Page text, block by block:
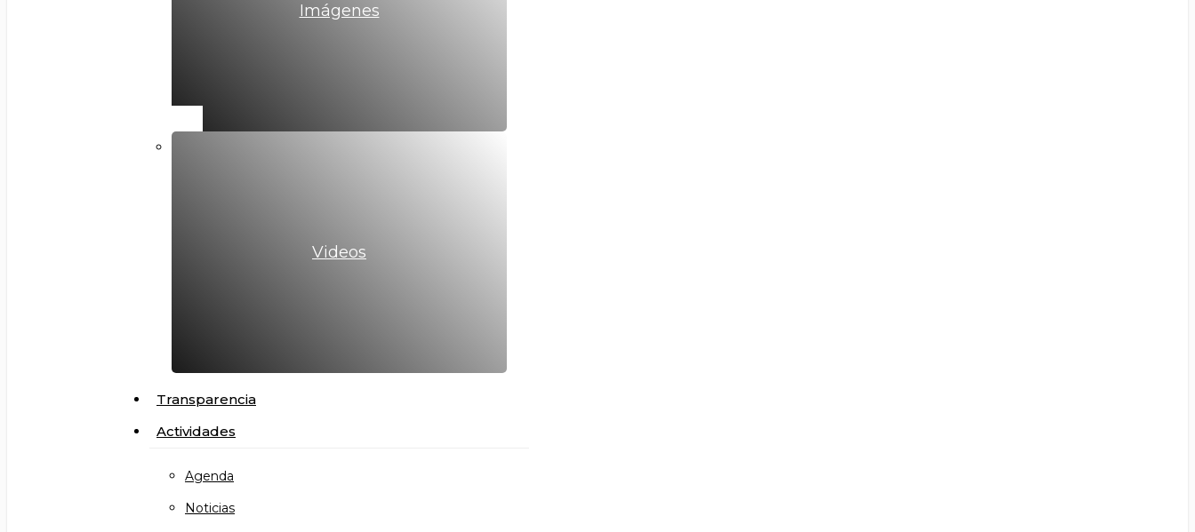
Imágenes
Videos
Transparencia
Actividades
Agenda
Noticias